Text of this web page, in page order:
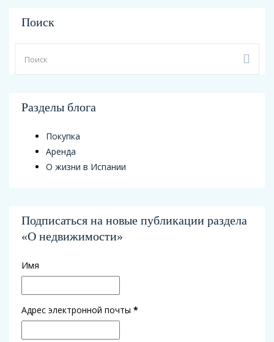
Поиск
Разделы блога
Покупка
Аренда
О жизни в Испании
Подписаться на новые публикации раздела
«О недвижимости»
Имя
Адрес электронной почты *